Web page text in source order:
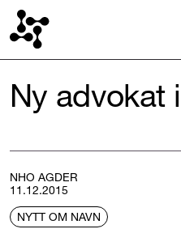
Ny advokat
NHO AGDER
11.12.2015
NYTT OM NAVN